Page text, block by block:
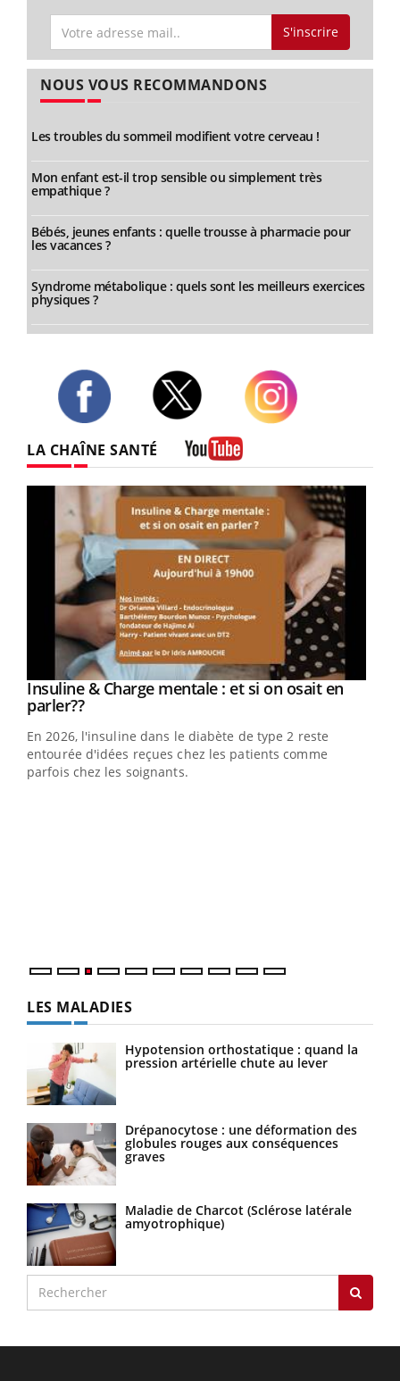
S'inscrire
NOUS VOUS RECOMMANDONS
Les troubles du sommeil modifient votre cerveau !
Mon enfant est-il trop sensible ou simplement très
empathique ?
Bébés, jeunes enfants : quelle trousse à pharmacie pour
les vacances ?
Syndrome métabolique : quels sont les meilleurs exercices
physiques ?
LA CHAÎNE SANTÉ
Youtube
Insuline & Charge mentale : et si on osait en
parler??Youtube
En 2026, l'insuline dans le diabète de type 2 reste
entourée d'idées reçues chez les patients comme
parfois chez les soignants.
LES MALADIES
Hypotension orthostatique : quand la
pression artérielle chute au lever
Drépanocytose : une déformation des
globules rouges aux conséquences
graves
Maladie de Charcot (Sclérose latérale
amyotrophique)